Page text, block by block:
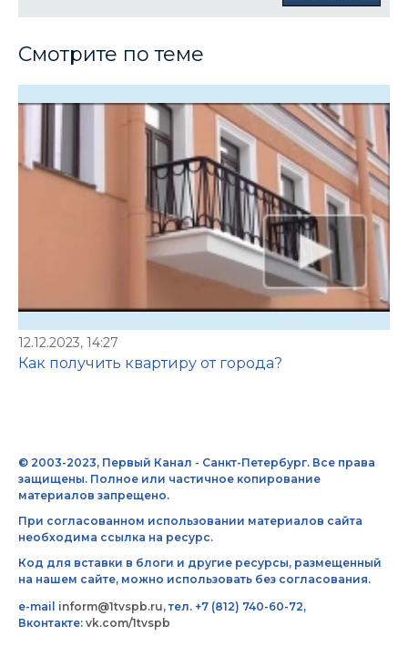
Смотрите по теме
12.12.2023, 14:27
Как получить квартиру от города?
© 2003-2023, Первый Канал - Санкт-Петербург. Все права
защищены. Полное или частичное копирование
материалов запрещено.
При согласованном использовании материалов сайта
необходима ссылка на ресурс.
Код для вставки в блоги и другие ресурсы, размещенный
на нашем сайте, можно использовать без согласования.
e-mail inform@1tvspb.ru, тел. +7 (812) 740-60-72,
Вконтакте: vk.com/1tvspb